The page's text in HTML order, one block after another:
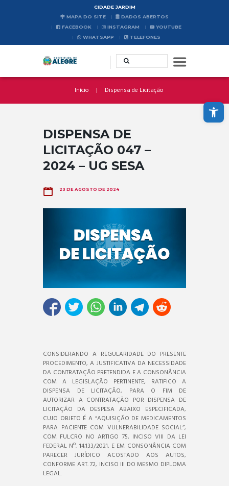
Abrir a barra de ferramentas
CIDADE JARDIM
MAPA DO SITE
DADOS ABERTOS
FACEBOOK
INSTAGRAM
YOUTUBE
WHATSAPP
TELEFONES
Início Dispensa de Licitação
DISPENSA DE
LICITAÇÃO 047 –
2024 – UG SESA
23 DE AGOSTO DE 2024
CONSIDERANDO A REGULARIDADE DO PRESENTE
PROCEDIMENTO, A JUSTIFICATIVA DA NECESSIDADE
DA CONTRATAÇÃO PRETENDIDA E A CONSONÂNCIA
COM A LEGISLAÇÃO PERTINENTE, RATIFICO A
DISPENSA DE LICITAÇÃO, PARA O FIM DE
AUTORIZAR A CONTRATAÇÃO POR DISPENSA DE
LICITAÇÃO DA DESPESA ABAIXO ESPECIFICADA,
CUJO OBJETO É A “AQUISIÇÃO DE MEDICAMENTOS
PARA PACIENTE COM VULNERABILIDADE SOCIAL’’,
COM FULCRO NO ARTIGO 75, INCISO VIII DA LEI
FEDERAL Nº. 14.133/2021, E EM CONSONÂNCIA COM
PARECER JURÍDICO ACOSTADO AOS AUTOS,
CONFORME ART. 72, INCISO III DO MESMO DIPLOMA
LEGAL.